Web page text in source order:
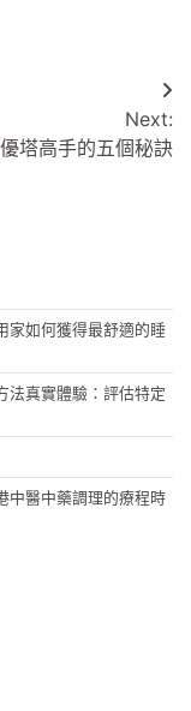
Next:
塔高手的五個秘訣
家如何獲得最舒適的睡
法真實體驗：評估特定
中醫中藥調理的療程時